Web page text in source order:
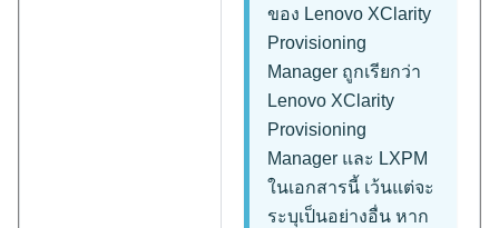
ของ Lenovo XClarity
Provisioning
Manager ถูกเรียกว่า
Lenovo XClarity
Provisioning
Manager และ LXPM
ในเอกสารนี้ เว้นแต่จะ
ระบุเป็นอย่างอื่น หาก